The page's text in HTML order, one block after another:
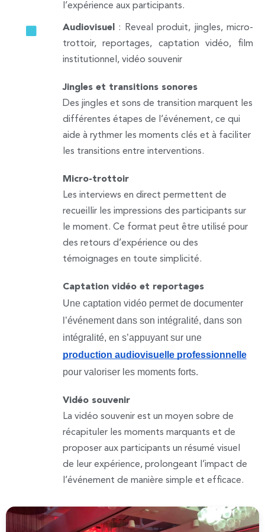
l’expérience aux participants.
Audiovisuel
: Reveal produit, jingles, micro-
trottoir, reportages, captation vidéo, film
institutionnel, vidéo souvenir
Jingles et transitions sonores
Des jingles et sons de transition marquent les
différentes étapes de l’événement, ce qui
aide à rythmer les moments clés et à faciliter
les transitions entre interventions.
Micro-trottoir
Les interviews en direct permettent de
recueillir les impressions des participants sur
le moment. Ce format peut être utilisé pour
des retours d’expérience ou des
témoignages en toute simplicité.
Captation vidéo et reportages
Une captation vidéo permet de documenter
l’événement dans son intégralité, dans son
intégralité, en s’appuyant sur une
production audiovisuelle professionnelle
pour valoriser les moments forts.
Vidéo souvenir
La vidéo souvenir est un moyen sobre de
récapituler les moments marquants et de
proposer aux participants un résumé visuel
de leur expérience, prolongeant l’impact de
l’événement de manière simple et efficace.